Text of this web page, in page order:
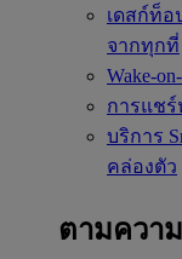
เดสก์ท็อ
จากทุกที่
Wake-
การแช
บริการ
คล่องตัว
ตามควา